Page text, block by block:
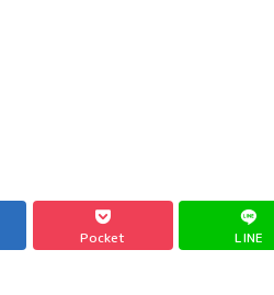
Pocket LINE